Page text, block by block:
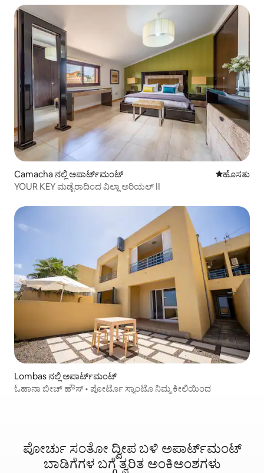
Camacha ನಲ್ಲಿ ಅಪಾರ್ಟ್‌ಮಂಟ್ ವಾಸ್ತವ್ಯ
ಹೊಸತು
YOUR KEY ಮಡೈರಾದಿಂದ ವಿಲ್ಲಾ ಅರಿಯಲ್ II
Lombas ನಲ್ಲಿ ಅಪಾರ್ಟ್‌ಮಂಟ್
ಓಹಾನಾ ಬೀಚ್ ಹೌಸ್ • ಪೋರ್ಟೊ ಸ್ಯಾಂಟೊ ನಿಮ್ಮ ಕೀಲಿಯಿಂದ
ಪೋರ್ಚು ಸಂತೋ ದ್ವೀಪ ಬಳಿ ಅಪಾರ್ಟ್‌ಮಂಟ್
ಬಾಡಿಗೆಗಳ ಬಗ್ಗೆ ತ್ವರಿತ ಅಂಕಿಅಂಶಗಳು